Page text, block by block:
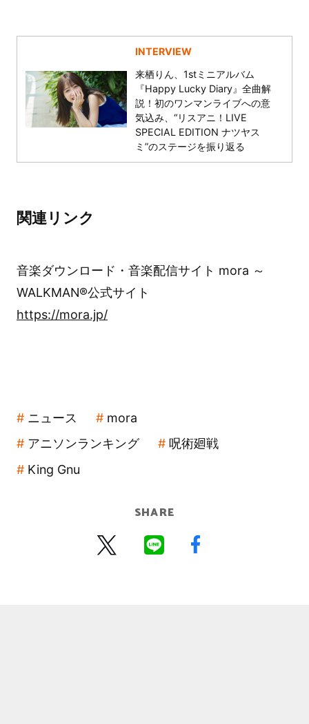
INTERVIEW
来栖りん、1stミニアルバム
『Happy Lucky Diary』全曲解
説！初のワンマンライブへの意
気込み、“リスアニ！LIVE
SPECIAL EDITION ナツヤス
ミ”のステージを振り返る
関連リンク
音楽ダウンロード・音楽配信サイト mora ～
WALKMAN®公式サイト
https://mora.jp/
ニュース
mora
アニソンランキング
呪術廻戦
King Gnu
SHARE